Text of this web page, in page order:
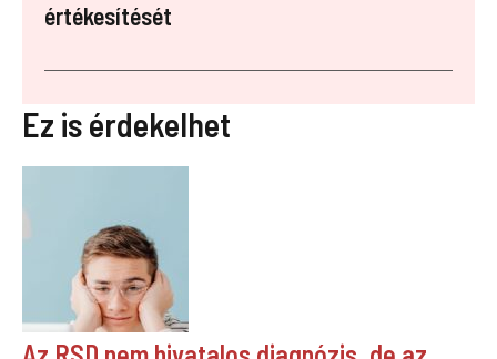
értékesítését
Ez is érdekelhet